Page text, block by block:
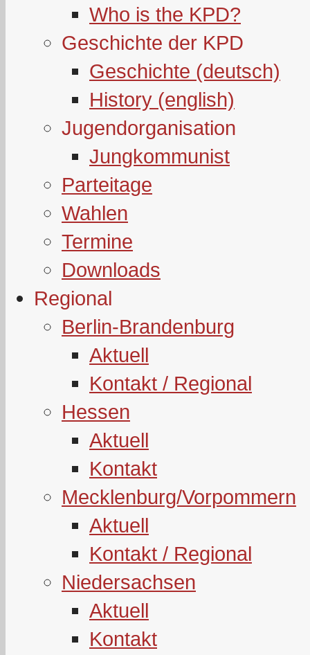
Who is the KPD?
Geschichte der KPD
Geschichte (deutsch)
History (english)
Jugendorganisation
Jungkommunist
Parteitage
Wahlen
Termine
Downloads
Regional
Berlin-Brandenburg
Aktuell
Kontakt / Regional
Hessen
Aktuell
Kontakt
Mecklenburg/Vorpommern
Aktuell
Kontakt / Regional
Niedersachsen
Aktuell
Kontakt